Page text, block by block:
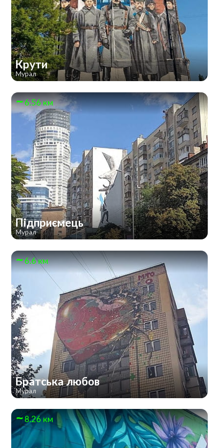
Крути
Мурал
6.56 км
Підприємець
Мурал
6.6 км
Братська любов
Мурал
8.26 км